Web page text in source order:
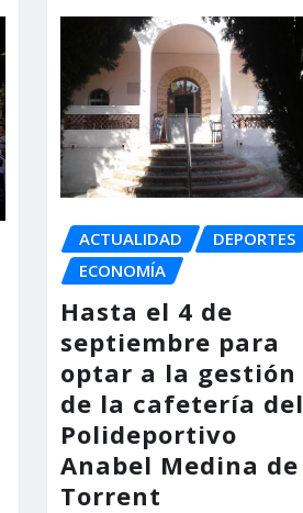
ACTUALIDAD
DEPORTES
ECONOMÍA
Hasta el 4 de
septiembre para
optar a la gestión
de la cafetería del
Polideportivo
Anabel Medina de
Torrent